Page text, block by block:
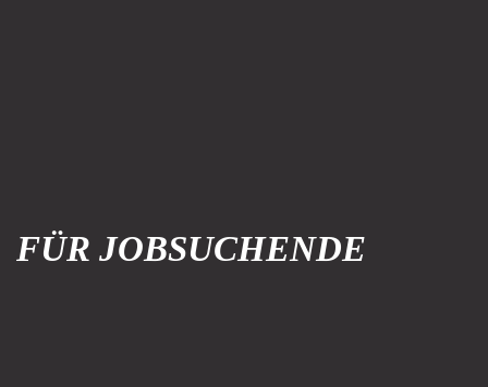
FÜR JOBSUCHENDE